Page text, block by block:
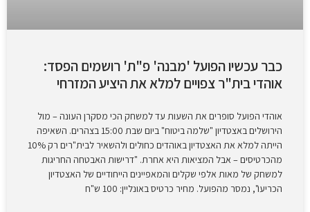
כבר עכשיו הפועל 'מבנה' פ"ת' רושמים הפסד:
אוהדי בית"ר צפויים למלא את היציע המזרחי
אוהדי הפועל סופרים את השעות עד למשחק הכי מסקרן העונה – מול
הירושלים באצטדיון "שלמה ביטוח" ביום שבת 15:00 בצהרים. השאיפה
הייתה למלא את האצטדיון באוהדים כחולים ולהשאיר לבית"רים רק 10%
מהכרטיסים – אבל המציאות היא אחרת. "דרישות האבטחה החריגות
למשחק של מאות אלפי שקלים והמאפיינים הייחודיים של האצטדיון
הכריעו", נמסר מהפועל. מחיר כרטיס באונליין: 100 ש"ח